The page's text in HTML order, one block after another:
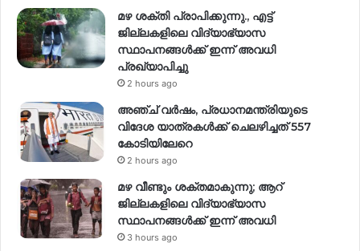
മഴ ശക്തി പ്രാപിക്കുന്നു., എട്ട്
ജില്ലകളിലെ വിദ്യാഭ്യാസ
സ്ഥാപനങ്ങള്‍ക്ക് ഇന്ന് അവധി
പ്രഖ്യാപിച്ചു
2 hours ago
അഞ്ച് വര്‍ഷം, പ്രധാനമന്ത്രിയുടെ
വിദേശ യാത്രകള്‍ക്ക് ചെലഴിച്ചത് 557
കോടിയിലേറെ
2 hours ago
മഴ വീണ്ടും ശക്തമാകുന്നു; ആറ്
ജില്ലകളിലെ വിദ്യാഭ്യാസ
സ്ഥാപനങ്ങള്‍ക്ക് ഇന്ന് അവധി
3 hours ago